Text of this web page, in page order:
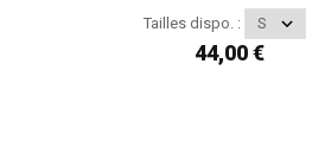
Tailles dispo. :
44,00 €